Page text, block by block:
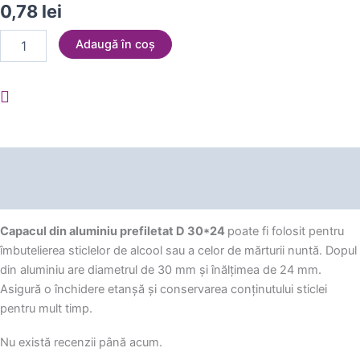
0,78 lei
Capac
D
Auriu
Adaugă în coș
Capacul din aluminiu prefiletat D 30*24 poate fi folosit pentru
îmbutelierea sticlelor de alcool sau a celor de mărturii nuntă. Dopul
din aluminiu are diametrul de 30 mm și înălțimea de 24 mm.
Asigură o închidere etanșă și conservarea conținutului sticlei
pentru mult timp.
Nu există recenzii până acum.